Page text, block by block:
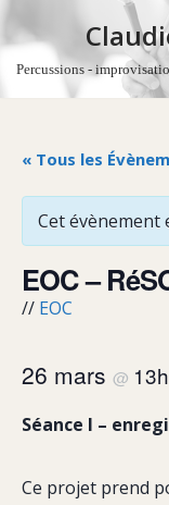
Aller
Percussions -
« Tous les
Cet évènement
EOC –
// EOC
26 mars @
Séance I –
Ce projet prend